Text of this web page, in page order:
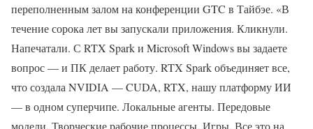
переполненным залом на конференции GTC в Тайбэе. «В
течение сорока лет вы запускали приложения. Кликнули.
Напечатали. С RTX Spark и Microsoft Windows вы задаете
вопрос — и ПК делает работу. RTX Spark объединяет все,
что создала NVIDIA — CUDA, RTX, нашу платформу ИИ
— в одном суперчипе. Локальные агенты. Передовые
модели. Творческие рабочие процессы. Игры. Все это на